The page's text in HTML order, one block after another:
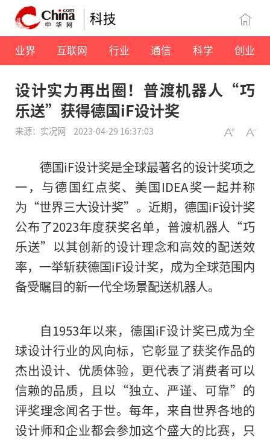
科技
业界 互联网 行业 通信 科学 创业
设计实力再出圈！普渡机器人“巧
乐送”获得德国iF设计奖
来源：实况网 2023-04-29 16:37:03
德国iF设计奖是全球最著名的设计奖项之
一，与德国红点奖、美国IDEA奖一起并称
为“世界三大设计奖”。近期，德国iF设计奖
公布了2023年度获奖名单，普渡机器人“巧
乐送”以其创新的设计理念和高效的配送效
率，一举斩获德国iF设计奖，成为全球范围内
备受瞩目的新一代全场景配送机器人。
自1953年以来，德国iF设计奖已成为全
球设计行业的风向标，它彰显了获奖作品的
杰出设计、优质体验，更代表了消费者可以
信赖的品质，且以“独立、严谨、可靠”的
评奖理念闻名于世。每年，来自世界各地的
设计师和企业都会参加这个盛大的比赛，只